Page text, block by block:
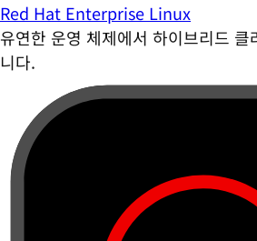
Red Hat Enterprise Linux
유연한 운영 체제에서 하이브리드 클
니다.